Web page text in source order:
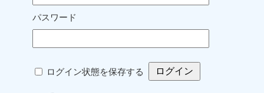
パスワード
ログイン状態を保存する